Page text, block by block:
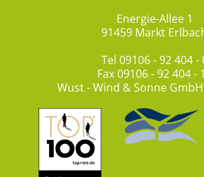
Energie-Allee 1
91459 Markt
Tel 09106 - 92 404 -
Fax 09106 - 92 404 -
Wust - Wind & Sonne GmbH